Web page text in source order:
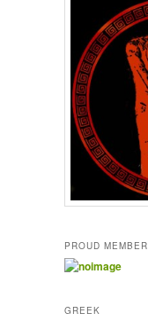
PROUD
GREEK